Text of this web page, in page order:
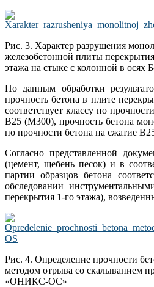
Рис. 3. Характер разрушения
железобетонной плиты
этажа на стыке с колонной в осях
По данным обработки
прочность бетона в плите
соответствует классу по
В25 (М300), прочность бетона
по прочности бетона на сжатие
Согласно представленной
(цемент, щебень песок) и в
партии образцов бетона
обследовании
перекрытия 1-го этажа),
Рис. 4. Определение прочности
методом отрыва со скалыванием
«ОНИКС-ОС»